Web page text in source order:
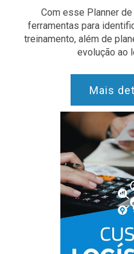
Com esse Planner
ferramentas para
treinamento, além de
evolução ao
Mais